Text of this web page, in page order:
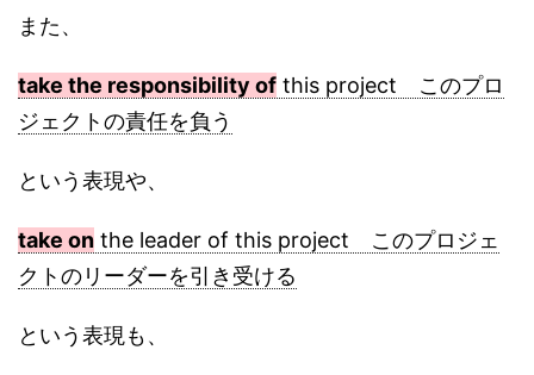
また、
take the responsibility of this project このプロ
ジェクトの責任を負う
という表現や、
take on the leader of this project このプロジェ
クトのリーダーを引き受ける
という表現も、